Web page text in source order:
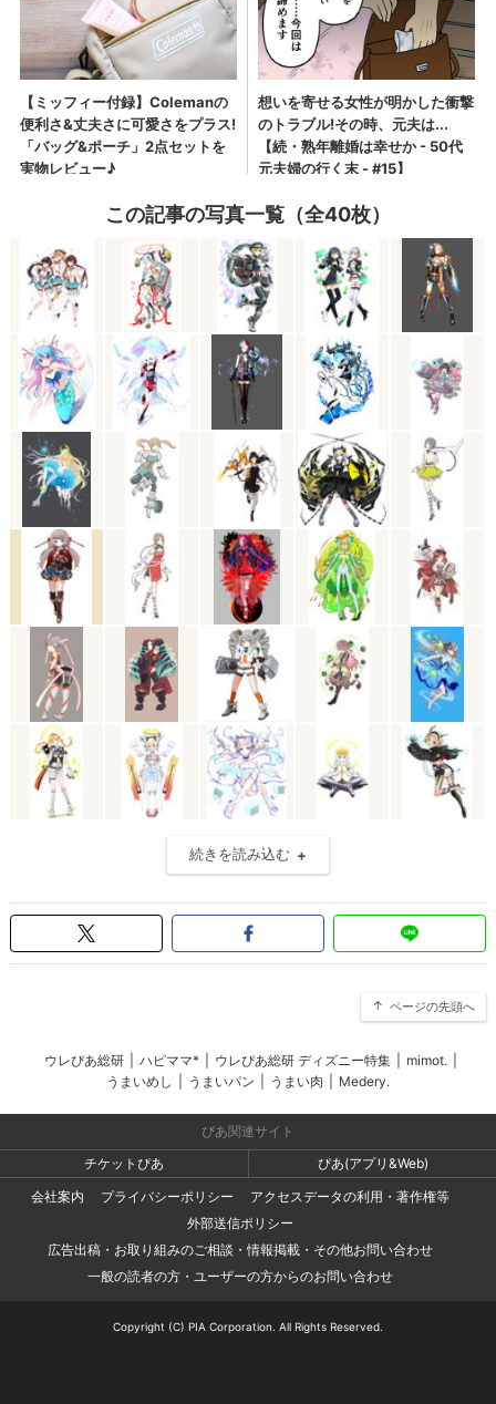
この記事の写真一覧（全40枚）
続きを読み込む
ページの先頭へ
ウレぴあ総研 ハピママ* ウレぴあ総研 ディズニー特集 mimot.
うまいめし
うまいパン うまい肉 Medery.
ぴあ関連サイト
チケットぴあ
ぴあ(アプリ&Web)
会社案内
プライバシーポリシー
アクセスデータの利用・著作権等
外部送信ポリシー
広告出稿・お取り組みのご相談・情報掲載・その他お問い合わせ
一般の読者の方・ユーザーの方からのお問い合わせ
Copyright (C) PIA Corporation. All Rights Reserved.